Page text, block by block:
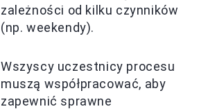
zależności od kilku czynników
(np. weekendy).
Wszyscy uczestnicy procesu
muszą współpracować, aby
zapewnić sprawne